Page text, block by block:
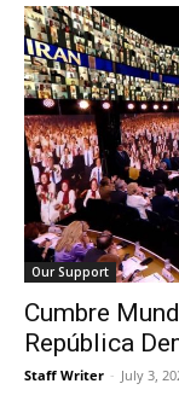
Our Support
Cumbre
República
Staff Writer - July 3,